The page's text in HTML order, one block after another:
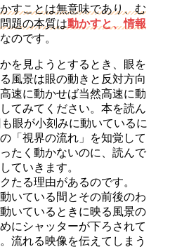
すことは無意味であり、む
題の本質は動かすと、情報
なのです。
を見ようとするとき、眼を
風景は眼の動きと反対方向
速に動かせば当然高速に動
てみてください。本を読ん
眼が小刻みに動いているに
「視界の流れ」を知覚して
たく動かないのに、読んで
ていきます。
たる理由があるのです。
いている間とその前後のわ
いているときに映る風景の
にシャッターが下ろされて
流れる映像を伝えてしまう